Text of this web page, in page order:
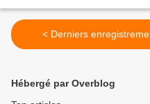
< Derniers
Hébergé par Overblog